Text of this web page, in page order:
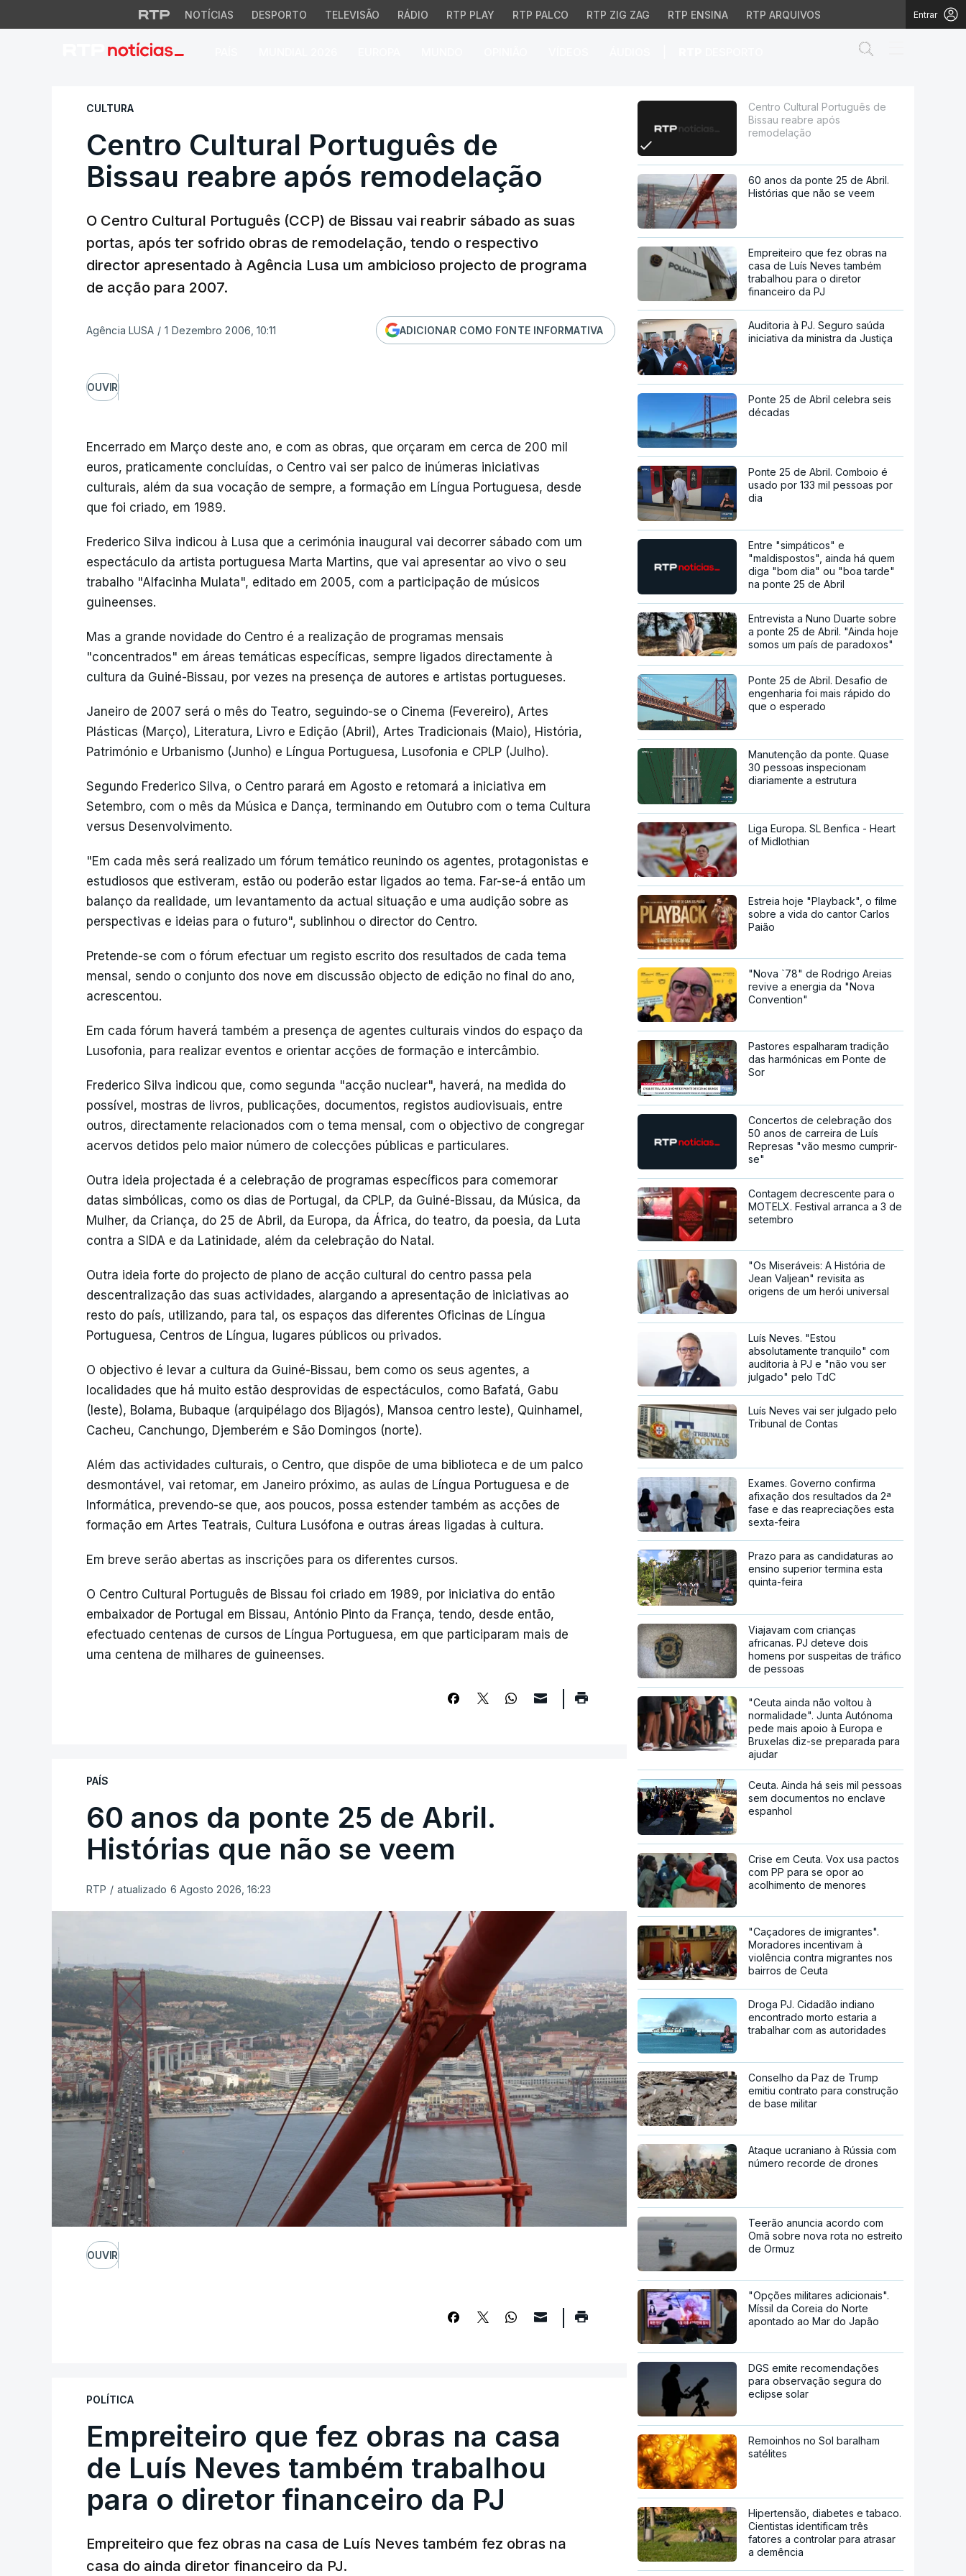
NOTÍCIAS DESPORTO TELEVISÃO RÁDIO RTP PLAY RTP PALCO RTP ZIG ZAG RTP ENSINA RTP ARQUIVOS Entrar
Centro Cultural Português de Bissau reabre após remodelação
CULTURA
Centro Cultural Português de
Bissau reabre após remodelação
O Centro Cultural Português (CCP) de Bissau vai reabrir sábado as suas
portas, após ter sofrido obras de remodelação, tendo o respectivo
director apresentado à Agência Lusa um ambicioso projecto de programa
de acção para 2007.
Agência LUSA / 1 Dezembro 2006, 10:11 ADICIONAR COMO FONTE INFORMATIVA
OUVIR
Encerrado em Março deste ano, e com as obras, que orçaram em cerca de 200 mil
euros, praticamente concluídas, o Centro vai ser palco de inúmeras iniciativas
culturais, além da sua vocação de sempre, a formação em Língua Portuguesa, desde
que foi criado, em 1989.
Frederico Silva indicou à Lusa que a cerimónia inaugural vai decorrer sábado com um
espectáculo da artista portuguesa Marta Martins, que vai apresentar ao vivo o seu
trabalho "Alfacinha Mulata", editado em 2005, com a participação de músicos
guineenses.
Mas a grande novidade do Centro é a realização de programas mensais
"concentrados" em áreas temáticas específicas, sempre ligados directamente à
cultura da Guiné-Bissau, por vezes na presença de autores e artistas portugueses.
Janeiro de 2007 será o mês do Teatro, seguindo-se o Cinema (Fevereiro), Artes
Plásticas (Março), Literatura, Livro e Edição (Abril), Artes Tradicionais (Maio), História,
Património e Urbanismo (Junho) e Língua Portuguesa, Lusofonia e CPLP (Julho).
Segundo Frederico Silva, o Centro parará em Agosto e retomará a iniciativa em
Setembro, com o mês da Música e Dança, terminando em Outubro com o tema Cultura
versus Desenvolvimento.
"Em cada mês será realizado um fórum temático reunindo os agentes, protagonistas e
estudiosos que estiveram, estão ou poderão estar ligados ao tema. Far-se-á então um
balanço da realidade, um levantamento da actual situação e uma audição sobre as
perspectivas e ideias para o futuro", sublinhou o director do Centro.
Pretende-se com o fórum efectuar um registo escrito dos resultados de cada tema
mensal, sendo o conjunto dos nove em discussão objecto de edição no final do ano,
acrescentou.
Em cada fórum haverá também a presença de agentes culturais vindos do espaço da
Lusofonia, para realizar eventos e orientar acções de formação e intercâmbio.
Frederico Silva indicou que, como segunda "acção nuclear", haverá, na medida do
possível, mostras de livros, publicações, documentos, registos audiovisuais, entre
outros, directamente relacionados com o tema mensal, com o objectivo de congregar
acervos detidos pelo maior número de colecções públicas e particulares.
Outra ideia projectada é a celebração de programas específicos para comemorar
datas simbólicas, como os dias de Portugal, da CPLP, da Guiné-Bissau, da Música, da
Mulher, da Criança, do 25 de Abril, da Europa, da África, do teatro, da poesia, da Luta
contra a SIDA e da Latinidade, além da celebração do Natal.
Outra ideia forte do projecto de plano de acção cultural do centro passa pela
descentralização das suas actividades, alargando a apresentação de iniciativas ao
resto do país, utilizando, para tal, os espaços das diferentes Oficinas de Língua
Portuguesa, Centros de Língua, lugares públicos ou privados.
O objectivo é levar a cultura da Guiné-Bissau, bem como os seus agentes, a
localidades que há muito estão desprovidas de espectáculos, como Bafatá, Gabu
(leste), Bolama, Bubaque (arquipélago dos Bijagós), Mansoa centro leste), Quinhamel,
Cacheu, Canchungo, Djemberém e São Domingos (norte).
Além das actividades culturais, o Centro, que dispõe de uma biblioteca e de um palco
desmontável, vai retomar, em Janeiro próximo, as aulas de Língua Portuguesa e de
Informática, prevendo-se que, aos poucos, possa estender também as acções de
formação em Artes Teatrais, Cultura Lusófona e outras áreas ligadas à cultura.
Em breve serão abertas as inscrições para os diferentes cursos.
O Centro Cultural Português de Bissau foi criado em 1989, por iniciativa do então
embaixador de Portugal em Bissau, António Pinto da França, tendo, desde então,
efectuado centenas de cursos de Língua Portuguesa, em que participaram mais de
uma centena de milhares de guineenses.
PAÍS
60 anos da ponte 25 de Abril.
Histórias que não se veem
RTP / atualizado 6 Agosto 2026, 16:23
OUVIR
POLÍTICA
Empreiteiro que fez obras na casa
de Luís Neves também trabalhou
para o diretor financeiro da PJ
Empreiteiro que fez obras na casa de Luís Neves também fez obras na
casa do ainda diretor financeiro da PJ.
Centro Cultural Português de
Bissau reabre após
remodelação
60 anos da ponte 25 de Abril.
Histórias que não se veem
Empreiteiro que fez obras na
casa de Luís Neves também
trabalhou para o diretor
financeiro da PJ
Auditoria à PJ. Seguro saúda
iniciativa da ministra da Justiça
Ponte 25 de Abril celebra seis
décadas
Ponte 25 de Abril. Comboio é
usado por 133 mil pessoas por
dia
Entre "simpáticos" e
"maldispostos", ainda há quem
diga "bom dia" ou "boa tarde"
na ponte 25 de Abril
Entrevista a Nuno Duarte sobre
a ponte 25 de Abril. "Ainda hoje
somos um país de paradoxos"
Ponte 25 de Abril. Desafio de
engenharia foi mais rápido do
que o esperado
Manutenção da ponte. Quase
30 pessoas inspecionam
diariamente a estrutura
Liga Europa. SL Benfica - Heart
of Midlothian
Estreia hoje "Playback", o filme
sobre a vida do cantor Carlos
Paião
"Nova `78" de Rodrigo Areias
revive a energia da "Nova
Convention"
Pastores espalharam tradição
das harmónicas em Ponte de
Sor
Concertos de celebração dos
50 anos de carreira de Luís
Represas "vão mesmo cumprir-
se"
Contagem decrescente para o
MOTELX. Festival arranca a 3 de
setembro
"Os Miseráveis: A História de
Jean Valjean" revisita as
origens de um herói universal
Luís Neves. "Estou
absolutamente tranquilo" com
auditoria à PJ e "não vou ser
julgado" pelo TdC
Luís Neves vai ser julgado pelo
Tribunal de Contas
Exames. Governo confirma
afixação dos resultados da 2ª
fase e das reapreciações esta
sexta-feira
Prazo para as candidaturas ao
ensino superior termina esta
quinta-feira
Viajavam com crianças
africanas. PJ deteve dois
homens por suspeitas de tráfico
de pessoas
"Ceuta ainda não voltou à
normalidade". Junta Autónoma
pede mais apoio à Europa e
Bruxelas diz-se preparada para
ajudar
Ceuta. Ainda há seis mil pessoas
sem documentos no enclave
espanhol
Crise em Ceuta. Vox usa pactos
com PP para se opor ao
acolhimento de menores
"Caçadores de imigrantes".
Moradores incentivam à
violência contra migrantes nos
bairros de Ceuta
Droga PJ. Cidadão indiano
encontrado morto estaria a
trabalhar com as autoridades
Conselho da Paz de Trump
emitiu contrato para construção
de base militar
Ataque ucraniano à Rússia com
número recorde de drones
Teerão anuncia acordo com
Omã sobre nova rota no estreito
de Ormuz
"Opções militares adicionais".
Míssil da Coreia do Norte
apontado ao Mar do Japão
DGS emite recomendações
para observação segura do
eclipse solar
Remoinhos no Sol baralham
satélites
Hipertensão, diabetes e tabaco.
Cientistas identificam três
fatores a controlar para atrasar
a demência